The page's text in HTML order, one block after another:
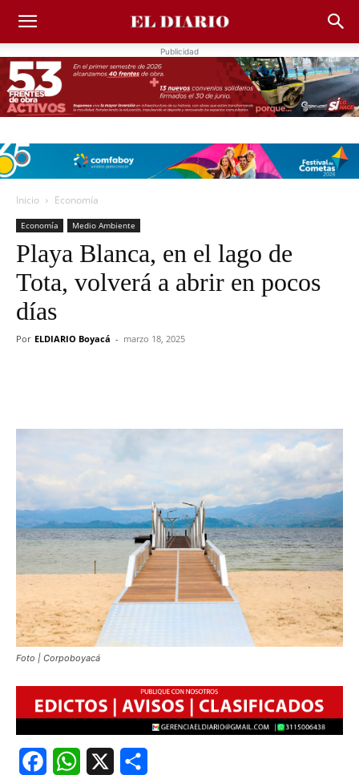
Publicidad
Inicio Economía
Economía Medio Ambiente
Playa Blanca, en el lago de
Tota, volverá a abrir en pocos
días
Por ELDIARIO Boyacá - marzo 18, 2025
Foto | Corpoboyacá
FacebookWhatsApp